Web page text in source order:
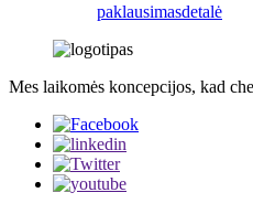
paklausimasdetalė
Mes laikomės koncepcijos, kad